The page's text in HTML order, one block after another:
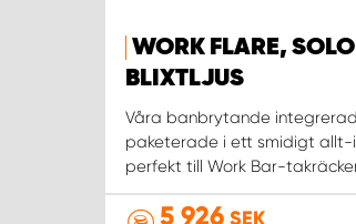
WORK FLARE,
BLIXTLJUS
Våra banbrytande
paketerade i ett smidigt
perfekt till Work Bar-
5 926 SEK